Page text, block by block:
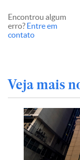
Encontrou algum
erro? Entre em
contato
Veja mais